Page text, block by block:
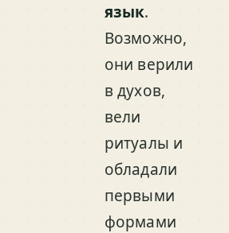
язык.
Возможно,
они верили
в духов,
вели
ритуалы и
обладали
первыми
формами